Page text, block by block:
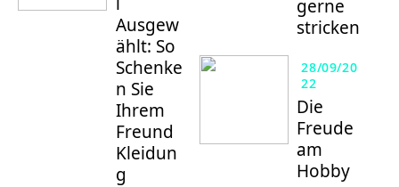
Ausgew
ählt: So
Schenke
n Sie
Ihrem
Freund
Kleidun
g
gerne
stricken
28/09/20
22
Die
Freude
am
Hobby